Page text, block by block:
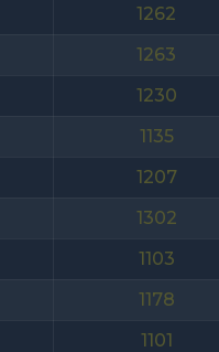
1262
1263
1230
1135
1207
1302
1103
1178
1101